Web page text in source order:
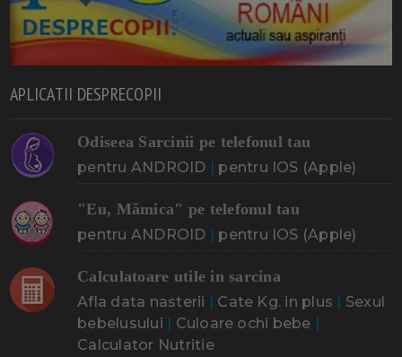
APLICATII DESPRECOPII
Odiseea Sarcinii pe telefonul tau
pentru ANDROID | pentru IOS (Apple)
"Eu, Mămica" pe telefonul tau
pentru ANDROID | pentru IOS (Apple)
Calculatoare utile in sarcina
Afla data nasterii | Cate Kg. in plus | Sexul
bebelusului | Culoare ochi bebe |
Calculator Nutritie